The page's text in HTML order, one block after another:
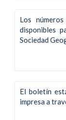
Los
disponibles
Sociedad
El boletín
impresa a